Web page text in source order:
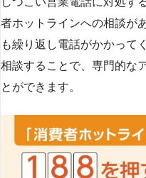
者ホットラインへの相談が
も繰り返し電話がかかって
相談することで、専門的な
とができます​​。